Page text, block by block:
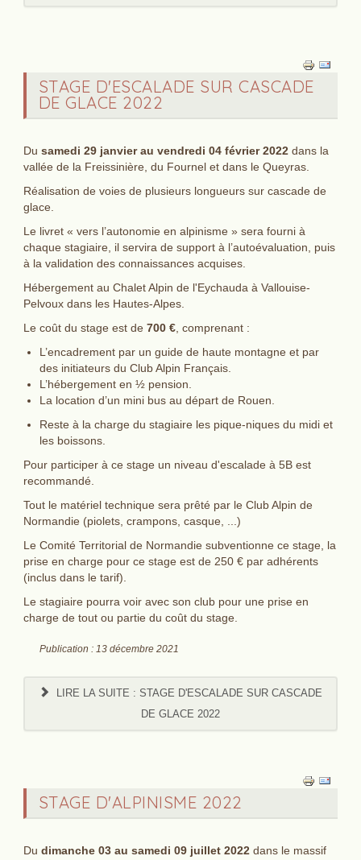
STAGE D'ESCALADE SUR CASCADE
DE GLACE 2022
Du samedi 29 janvier au vendredi 04 février 2022dans la
vallée de la Freissinière, du Fournel et dans le Queyras.
Réalisation de voies de plusieurs longueurs sur cascade de
glace.
Le livret « vers l’autonomie en alpinisme » sera fourni à
chaque stagiaire, il servira de support à l’autoévaluation, puis
à la validation des connaissances acquises.
Hébergement au Chalet Alpin de l'Eychauda à Vallouise-
Pelvoux dans les Hautes-Alpes.
Le coût du stage est de 700 €, comprenant :
L’encadrement par un guide de haute montagne et par
des initiateurs du Club Alpin Français.
L’hébergement en ½ pension.
La location d’un mini bus au départ de Rouen.
Reste à la charge du stagiaire les pique-niques du midi et
les boissons.
Pour participer à ce stage un niveau d'escalade à 5B est
recommandé.
Tout le matériel technique sera prêté par le Club Alpin de
Normandie (piolets, crampons, casque, ...)
Le Comité Territorial de Normandie subventionne ce stage, la
prise en charge pour ce stage est de 250 € par adhérents
(inclus dans le tarif).
Le stagiaire pourra voir avec son club pour une prise en
charge de tout ou partie du coût du stage.
Publication : 13 décembre 2021
LIRE LA SUITE : STAGE D'ESCALADE SUR CASCADE
DE GLACE 2022
STAGE D'ALPINISME 2022
Du dimanche 03 au samedi 09 juillet 2022dans le massif